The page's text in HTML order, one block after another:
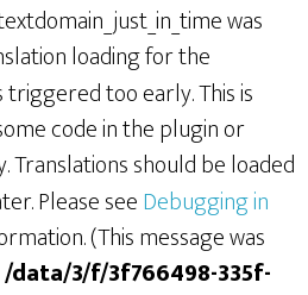
was
loading for the
triggered too early. This is
code in the plugin or
should be loaded
Please seeDebugging in
(This message was
/data/3/f/3f766498-335f-